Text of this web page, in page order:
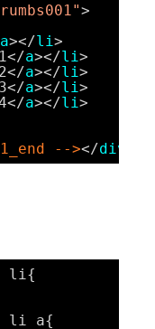
>
a></li>
a></li>
a></li>
a></li>
a></li>
--></div
li{
li a{